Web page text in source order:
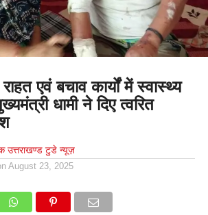
एवं बचाव कार्यों में स्वास्थ्य
धामी ने दिए त्वरित
उत्तराखण्ड टुडे न्यूज़
August 23, 2025